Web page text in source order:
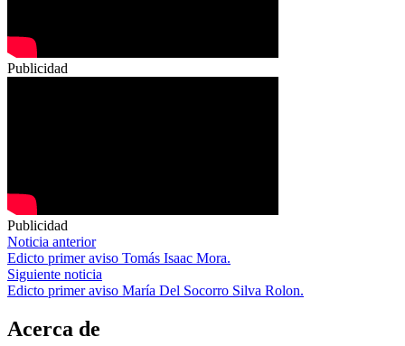
Publicidad
Publicidad
Navegación
de
entradas
Noticia anterior
Edicto primer aviso Tomás Isaac Mora.
Siguiente noticia
Edicto primer aviso María Del Socorro Silva Rolon.
Acerca de